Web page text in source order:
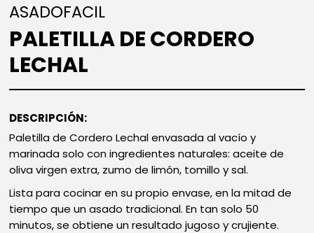
ASADOFACIL
PALETILLA DE CORDERO
LECHAL
DESCRIPCIÓN:
Paletilla de Cordero Lechal envasada al vacío y
marinada solo con ingredientes naturales: aceite de
oliva virgen extra, zumo de limón, tomillo y sal.
Lista para cocinar en su propio envase, en la mitad de
tiempo que un asado tradicional. En tan solo 50
minutos, se obtiene un resultado jugoso y crujiente.